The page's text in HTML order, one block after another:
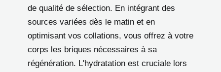
de qualité de sélection. En intégrant des
sources variées dès le matin et en
optimisant vos collations, vous offrez à votre
corps les briques nécessaires à sa
régénération. L'hydratation est cruciale lors